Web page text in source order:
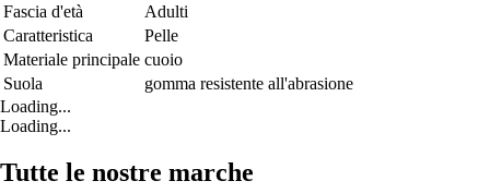
Fascia d'età
Adulti
Caratteristica
Pelle
Materiale principale cuoio
Suola
gomma resistente all'abrasione
Loading...
Loading...
Tutte le nostre marche